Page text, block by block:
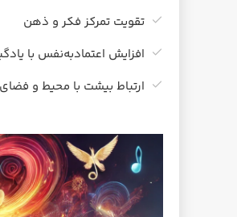
تقویت تمرکز فکر و ذهن
افزایش اعتمادبه‌نفس با
ارتباط بیشت با محیط و